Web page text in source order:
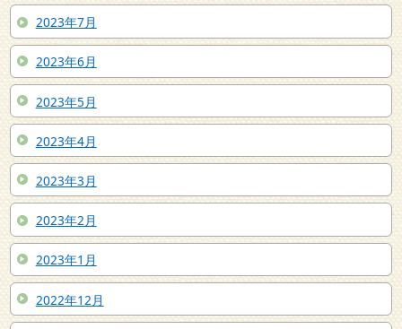
2023年7月
2023年6月
2023年5月
2023年4月
2023年3月
2023年2月
2023年1月
2022年12月